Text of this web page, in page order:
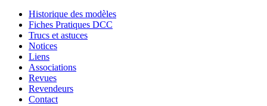
Historique des modèles
Fiches Pratiques DCC
Trucs et astuces
Notices
Liens
Associations
Revues
Revendeurs
Contact